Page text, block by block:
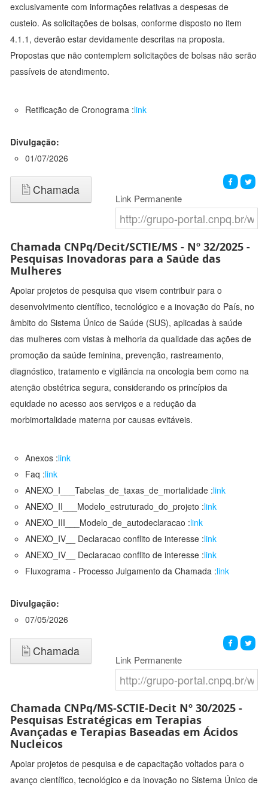
exclusivamente com informações relativas a despesas de
custeio. As solicitações de bolsas, conforme disposto no item
4.1.1, deverão estar devidamente descritas na proposta.
Propostas que não contemplem solicitações de bolsas não serão
passíveis de atendimento.
Retificação de Cronograma :link
Divulgação:
01/07/2026
Chamada
Link Permanente
Chamada CNPq/Decit/SCTIE/MS - Nº 32/2025 -
Pesquisas Inovadoras para a Saúde das
Mulheres
Apoiar projetos de pesquisa que visem contribuir para o
desenvolvimento científico, tecnológico e a inovação do País, no
âmbito do Sistema Único de Saúde (SUS), aplicadas à saúde
das mulheres com vistas à melhoria da qualidade das ações de
promoção da saúde feminina, prevenção, rastreamento,
diagnóstico, tratamento e vigilância na oncologia bem como na
atenção obstétrica segura, considerando os princípios da
equidade no acesso aos serviços e a redução da
morbimortalidade materna por causas evitáveis.
Anexos :link
Faq :link
ANEXO_I___Tabelas_de_taxas_de_mortalidade :link
ANEXO_II___Modelo_estruturado_do_projeto :link
ANEXO_III___Modelo_de_autodeclaracao :link
ANEXO_IV__ Declaracao conflito de interesse :link
ANEXO_IV__ Declaracao conflito de interesse :link
Fluxograma - Processo Julgamento da Chamada :link
Divulgação:
07/05/2026
Chamada
Link Permanente
Chamada CNPq/MS-SCTIE-Decit Nº 30/2025 -
Pesquisas Estratégicas em Terapias
Avançadas e Terapias Baseadas em Ácidos
Nucleicos
Apoiar projetos de pesquisa e de capacitação voltados para o
avanço científico, tecnológico e da inovação no Sistema Único de